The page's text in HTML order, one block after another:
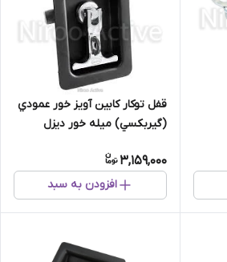
قفل توكار کابین آويز خور عمودي
(گيربكسي) میله خور دیزل
3,159,000
افزودن به سبد